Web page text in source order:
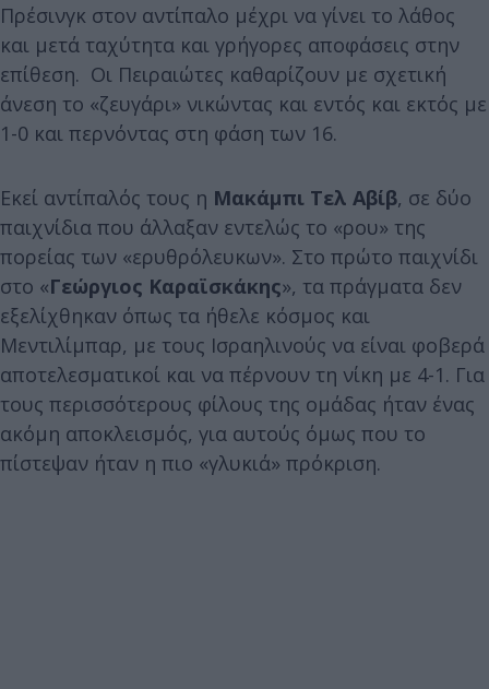
Πρέσινγκ στον αντίπαλο μέχρι να γίνει το λάθος
και μετά ταχύτητα και γρήγορες αποφάσεις στην
επίθεση. Οι Πειραιώτες καθαρίζουν με σχετική
άνεση το «ζευγάρι» νικώντας και εντός και εκτός με
1-0 και περνόντας στη φάση των 16.
Εκεί αντίπαλός τους η Μακάμπι Τελ Αβίβ, σε δύο
παιχνίδια που άλλαξαν εντελώς το «ρου» της
πορείας των «ερυθρόλευκων». Στο πρώτο παιχνίδι
στο «Γεώργιος Καραϊσκάκης», τα πράγματα δεν
εξελίχθηκαν όπως τα ήθελε κόσμος και
Μεντιλίμπαρ, με τους Ισραηλινούς να είναι φοβερά
αποτελεσματικοί και να πέρνουν τη νίκη με 4-1. Για
τους περισσότερους φίλους της ομάδας ήταν ένας
ακόμη αποκλεισμός, για αυτούς όμως που το
πίστεψαν ήταν η πιο «γλυκιά» πρόκριση.